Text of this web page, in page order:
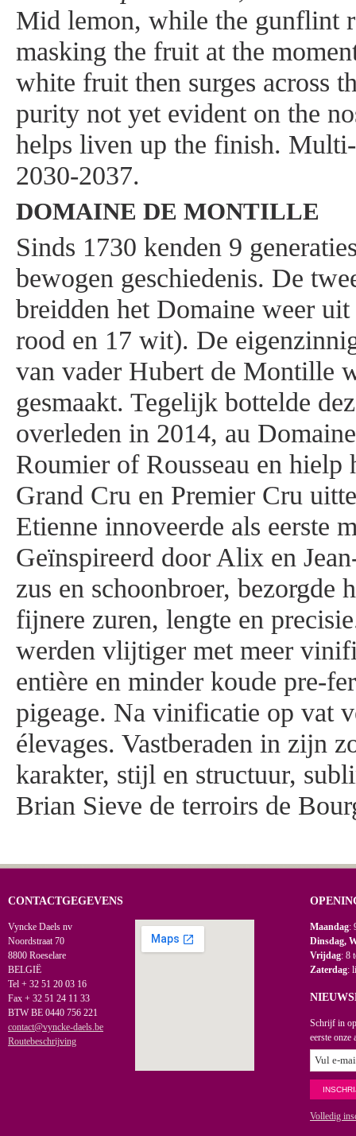
Mid lemon, while the gunflint
masking the fruit at the
white fruit then surges across
purity not yet evident on the
helps liven up the finish.
2030-2037.
DOMAINE DE MONTILLE
Sinds 1730 kenden 9
bewogen geschiedenis. De
breidden het Domaine weer
rood en 17 wit). De
van vader Hubert de Montille
gesmaakt. Tegelijk bottelde
overleden in 2014, au
Roumier of Rousseau en hielp
Grand Cru en Premier Cru
Etienne innoveerde als eerste
Geïnspireerd door Alix en
zus en schoonbroer,
fijnere zuren, lengte en
werden vlijtiger met meer
entière en minder koude pre-
pigeage. Na vinificatie op vat
élevages. Vastberaden in zijn
karakter, stijl en structuur,
Brian Sieve de terroirs de
CONTACTGEGEVENS
Vyncke Daels nv
Noordstraat 70
8800 Roeselare
BELGIË
Tel + 32 51 20 03 16
Fax + 32 51 24 11 33
BTW BE 0440 756 221
contact@vyncke-daels.be
Routebeschrijving
Maandag:
Dinsdag,
Vrijdag: 8
Zaterdag:
Schrijf in
eerste onze
Volledig